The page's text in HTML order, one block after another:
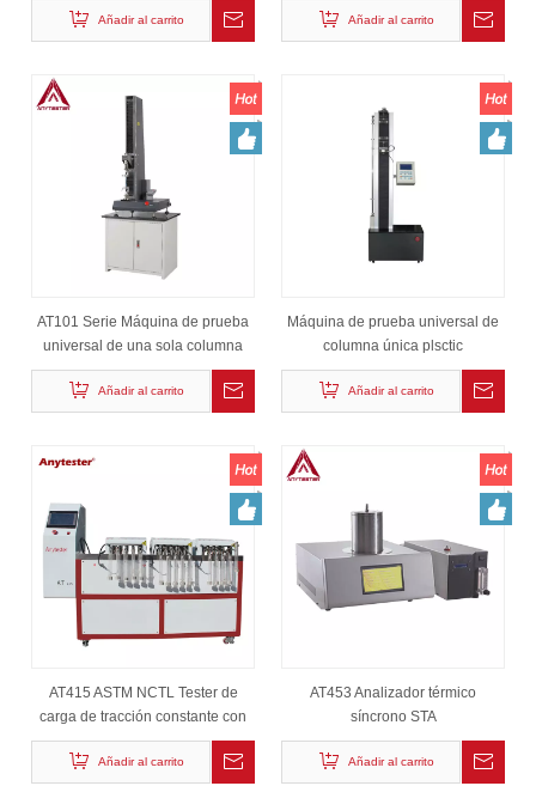
Añadir al carrito Añadir al carrito
AT101 Serie Máquina de prueba
universal de una sola columna
Añadir al carrito
Máquina de prueba universal de
columna única plsctic
Añadir al carrito
AT415 ASTM NCTL Tester de
carga de tracción constante con
muescas
Añadir al carrito
AT453 Analizador térmico
síncrono STA
Añadir al carrito